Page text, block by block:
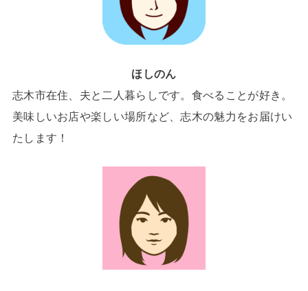
ほしのん
志木市在住、夫と二人暮らしです。食べることが好き。
美味しいお店や楽しい場所など、志木の魅力をお届けい
たします！